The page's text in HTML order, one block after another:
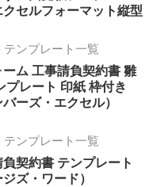
クセルフォーマット縦型
テンプレート一覧
ーム 工事請負契約書 雛
プレート 印紙 枠付き
バーズ・エクセル）
テンプレート一覧
契約書 テンプレート
ジズ・ワード）